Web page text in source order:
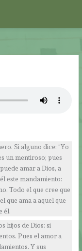
Si alguno dice: “Yo
un mentiroso; pues
amar a Dios, a
este mandamiento:
Todo el que cree que
que ama a aquel que
él.
hijos de Dios: si
Pues el amor a
Y sus